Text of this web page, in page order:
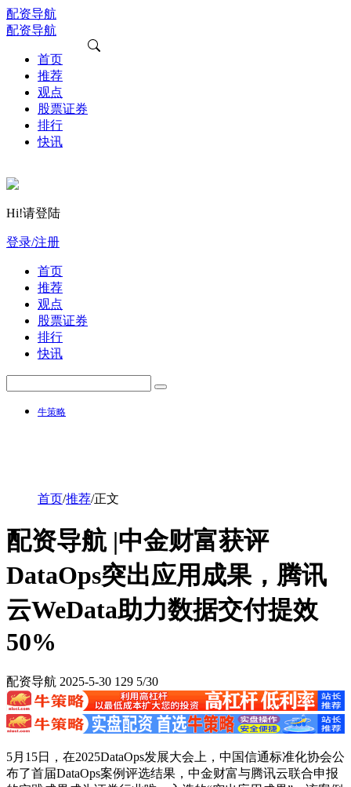
配资导航
配资导航
首页
推荐
观点
股票证券
排行
快讯
Hi!请登陆
登录/注册
首页
推荐
观点
股票证券
排行
快讯
牛策略
首页/推荐/正文
配资导航 |中金财富获评
DataOps突出应用成果，腾讯
云WeData助力数据交付提效
50%
配资导航 2025-5-30 129 5/30
5月15日，在2025DataOps发展大会上，中国信通标准化协会公
布了首届DataOps案例评选结果，中金财富与腾讯云联合申报